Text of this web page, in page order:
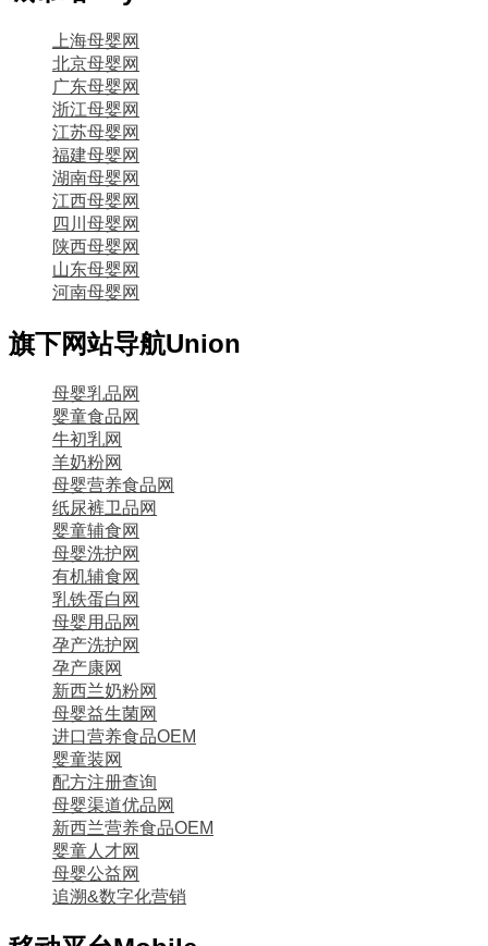
上海母婴网
北京母婴网
广东母婴网
浙江母婴网
江苏母婴网
福建母婴网
湖南母婴网
江西母婴网
四川母婴网
陕西母婴网
山东母婴网
河南母婴网
旗下网站导航Union
母婴乳品网
婴童食品网
牛初乳网
羊奶粉网
母婴营养食品网
纸尿裤卫品网
婴童辅食网
母婴洗护网
有机辅食网
乳铁蛋白网
母婴用品网
孕产洗护网
孕产康网
新西兰奶粉网
母婴益生菌网
进口营养食品OEM
婴童装网
配方注册查询
母婴渠道优品网
新西兰营养食品OEM
婴童人才网
母婴公益网
追溯&数字化营销